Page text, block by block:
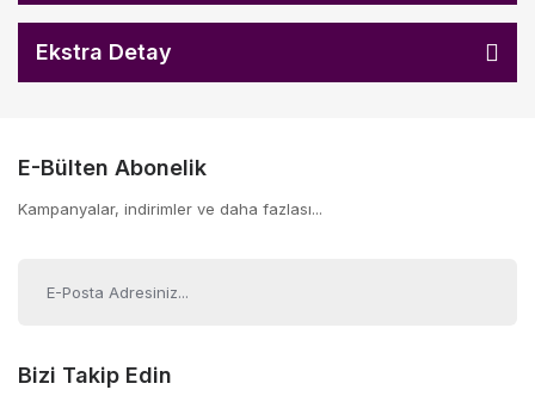
Ekstra Detay
E-Bülten Abonelik
Kampanyalar, indirimler ve daha fazlası...
Bizi Takip Edin